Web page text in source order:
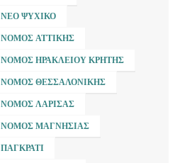
ΝΈΟ ΨΥΧΙΚΌ
ΝΟΜΌΣ ΑΤΤΙΚΉΣ
ΝΟΜΌΣ ΗΡΑΚΛΕΊΟΥ ΚΡΉΤΗΣ
ΝΟΜΌΣ ΘΕΣΣΑΛΟΝΊΚΗΣ
ΝΟΜΌΣ ΛΆΡΙΣΑΣ
ΝΟΜΌΣ ΜΑΓΝΗΣΊΑΣ
ΠΑΓΚΡΆΤΙ